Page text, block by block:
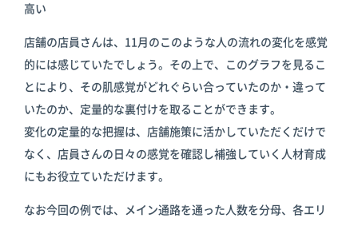
高い
店舗の店員さんは、11月のこのような人の流れの変化を感覚
的には感じていたでしょう。その上で、このグラフを見るこ
とにより、その肌感覚がどれぐらい合っていたのか・違って
いたのか、定量的な裏付けを取ることができます。
変化の定量的な把握は、店舗施策に活かしていただくだけで
なく、店員さんの日々の感覚を確認し補強していく人材育成
にもお役立ていただけます。
なお今回の例では、メイン通路を通った人数を分母、各エリ